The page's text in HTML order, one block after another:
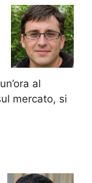
al
mercato, si